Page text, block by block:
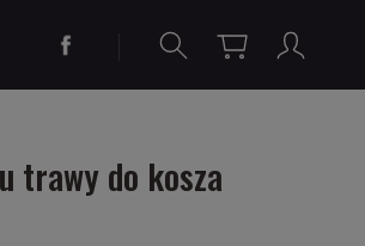
trawy do kosza